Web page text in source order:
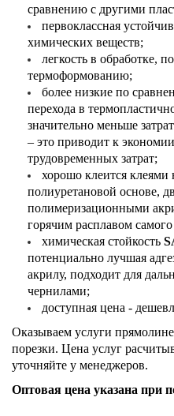
сравнению с другими
первоклассная
химических веществ;
легкость в обработке,
термоформованию;
более низкие по
перехода в
значительно меньше
– это приводит к
трудовременных затрат;
хорошо клеится клеями
полиуретановой основе,
полимеризационными
горячим расплавом
химическая стойкость
потенциально лучшая
акрилу, подходит для
чернилами;
доступная цена -
Оказываем услуги
порезки. Цена услуг
уточняйте у менеджеров.
Оптовая цена указана при